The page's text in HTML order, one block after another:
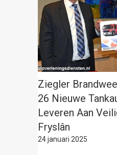
Ziegler
26 Nieuwe
Leveren Aan
Fryslân
24 januari 2025